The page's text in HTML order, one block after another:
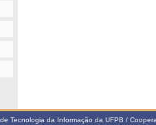
Tecnologia da Informação da UFPB /